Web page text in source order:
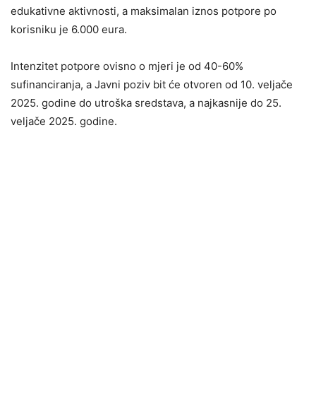
edukativne aktivnosti, a maksimalan iznos potpore po
korisniku je 6.000 eura.
Intenzitet potpore ovisno o mjeri je od 40-60%
sufinanciranja, a Javni poziv bit će otvoren od 10. veljače
2025. godine do utroška sredstava, a najkasnije do 25.
veljače 2025. godine.